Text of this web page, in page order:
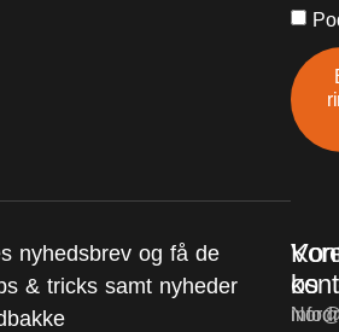
nyhedsbrev og få de
& tricks samt nyheder
os